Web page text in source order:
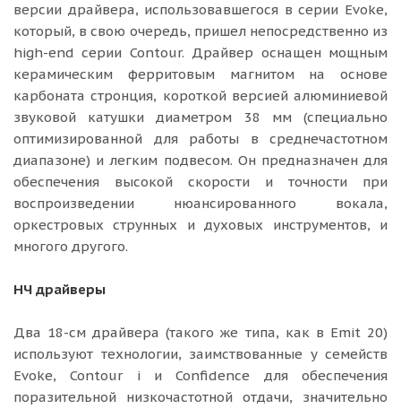
версии драйвера, использовавшегося в серии Evoke,
который, в свою очередь, пришел непосредственно из
high-end серии Contour. Драйвер оснащен мощным
керамическим ферритовым магнитом на основе
карбоната стронция, короткой версией алюминиевой
звуковой катушки диаметром 38 мм (специально
оптимизированной для работы в среднечастотном
диапазоне) и легким подвесом. Он предназначен для
обеспечения высокой скорости и точности при
воспроизведении нюансированного вокала,
оркестровых струнных и духовых инструментов, и
многого другого.
НЧ драйверы
Два 18-см драйвера (такого же типа, как в Emit 20)
используют технологии, заимствованные у семейств
Evoke, Contour i и Confidence для обеспечения
поразительной низкочастотной отдачи, значительно